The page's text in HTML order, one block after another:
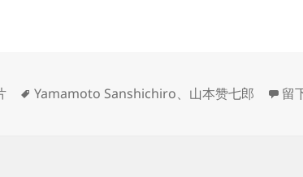
标
Yamamoto Sanshichiro、 山本赞七郎 于
留